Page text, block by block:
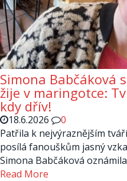
Simona Babčáková
žije v maringotce:
kdy dřív!
18.6.2026
0
Patřila k nejvýraznějším
posílá fanouškům jasný
Simona Babčáková
Read More